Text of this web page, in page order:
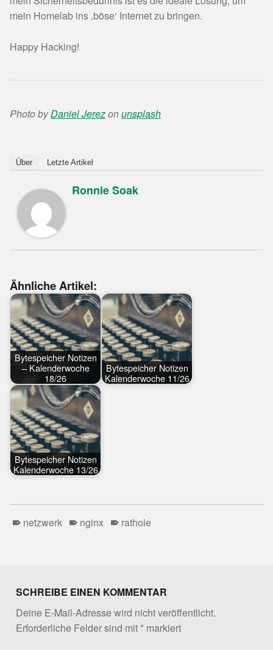
mein Homelab ins ‚böse‘ Internet zu bringen.
Happy Hacking!
Photo byDaniel Jerezonunsplash
Über Letzte Artikel
Ronnie Soak
Ähnliche Artikel:
Bytespeicher Notizen
– Kalenderwoche
18/26
Bytespeicher Notizen
Kalenderwoche 11/26
Bytespeicher Notizen
Kalenderwoche 13/26
netzwerk nginx
rathole
SCHREIBE EINEN KOMMENTAR
Deine E-Mail-Adresse wird nicht veröffentlicht.
Erforderliche Felder sind mit *markiert